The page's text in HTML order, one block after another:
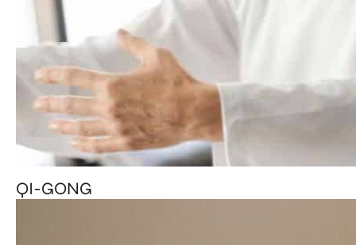
QI-GONG